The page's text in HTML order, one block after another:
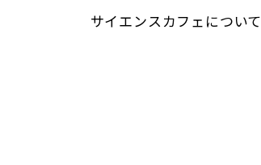
サイエンスカフェについて